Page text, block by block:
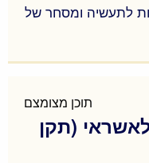
דירות;
לתעשיה ומסחר של
שווי לנכסים
שותפים בהכנת
מלונאות ומשרדים
תוכן מצומצם
(תקן